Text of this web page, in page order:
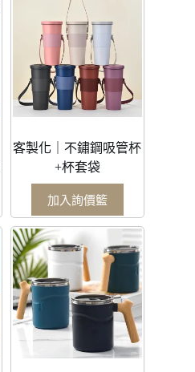
客製化｜不鏽鋼吸管杯
+杯套袋
加入詢價籃